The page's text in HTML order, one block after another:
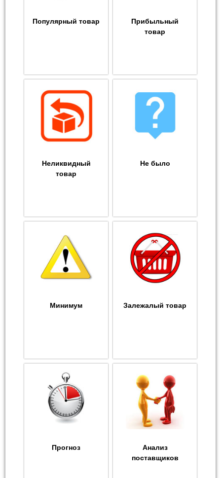
Популярный товар
Прибыльный
товар
Неликвидный
товар
Не было
Минимум Залежалый товар
Прогноз
Анализ
поставщиков